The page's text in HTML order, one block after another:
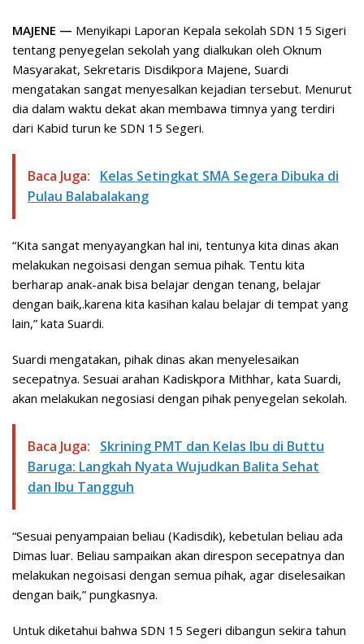
MAJENE — Menyikapi Laporan Kepala sekolah SDN 15 Sigeri
tentang penyegelan sekolah yang dialkukan oleh Oknum
Masyarakat, Sekretaris Disdikpora Majene, Suardi
mengatakan sangat menyesalkan kejadian tersebut. Menurut
dia dalam waktu dekat akan membawa timnya yang terdiri
dari Kabid turun ke SDN 15 Segeri.
Baca Juga:
Kelas Setingkat SMA Segera Dibuka di
Pulau Balabalakang
“Kita sangat menyayangkan hal ini, tentunya kita dinas akan
melakukan negoisasi dengan semua pihak. Tentu kita
berharap anak-anak bisa belajar dengan tenang, belajar
dengan baik,.karena kita kasihan kalau belajar di tempat yang
lain,” kata Suardi.
Suardi mengatakan, pihak dinas akan menyelesaikan
secepatnya. Sesuai arahan Kadiskpora Mithhar, kata Suardi,
akan melakukan negosiasi dengan pihak penyegelan sekolah.
Baca Juga:
Skrining PMT dan Kelas Ibu di Buttu
Baruga: Langkah Nyata Wujudkan Balita Sehat
dan Ibu Tangguh
“Sesuai penyampaian beliau (Kadisdik), kebetulan beliau ada
Dimas luar. Beliau sampaikan akan direspon secepatnya dan
melakukan negoisasi dengan semua pihak, agar diselesaikan
dengan baik,” pungkasnya.
Untuk diketahui bahwa SDN 15 Segeri dibangun sekira tahun